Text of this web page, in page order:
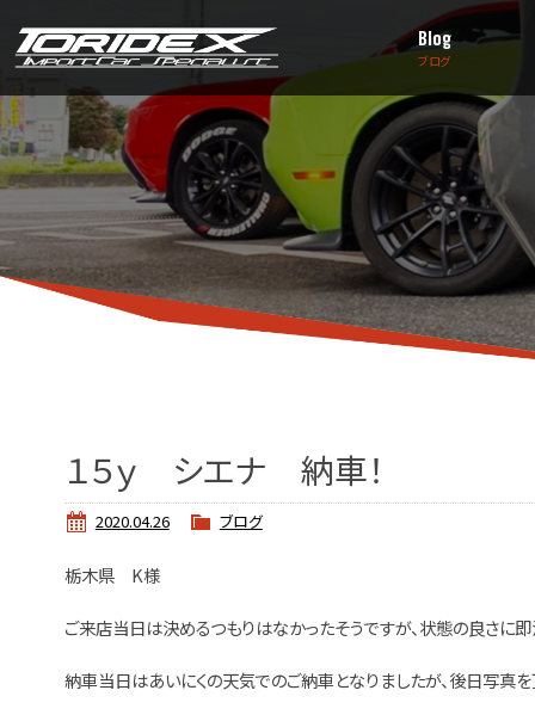
Blog
ブログ
１５ｙ シエナ 納車！
2020.04.26 ブログ
栃木県 K様
ご来店当日は決めるつもりはなかったそうですが、状態の良さに
納車当日はあいにくの天気でのご納車となりましたが、後日写真